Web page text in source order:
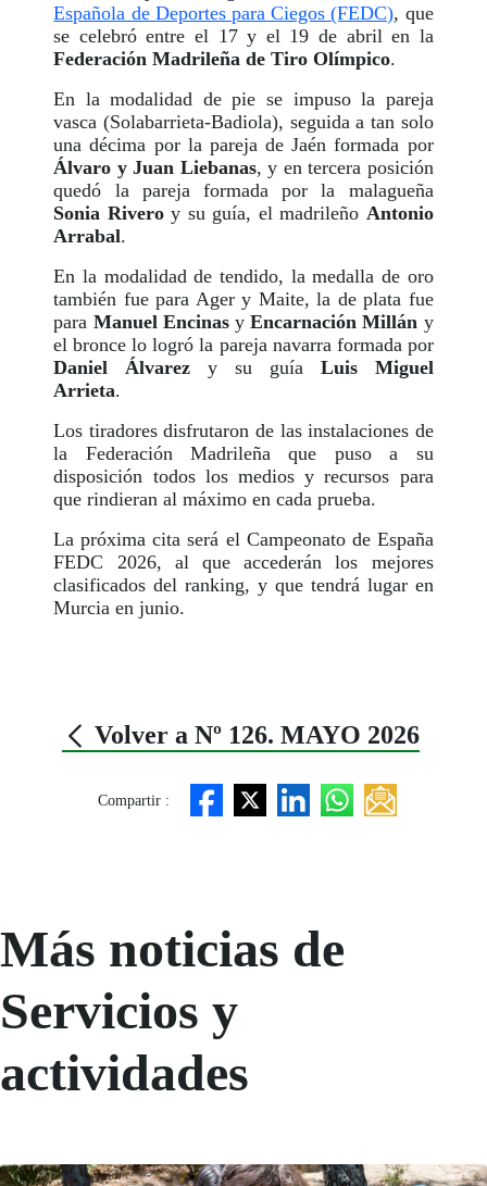
Española de Deportes para Ciegos (FEDC), que
se celebró entre el 17 y el 19 de abril en la
Federación Madrileña de Tiro Olímpico.
En la modalidad de pie se impuso la pareja
vasca (Solabarrieta-Badiola), seguida a tan solo
una décima por la pareja de Jaén formada por
Álvaro y Juan Liebanas, y en tercera posición
quedó la pareja formada por la malagueña
Sonia Riveroy su guía, el madrileño Antonio
Arrabal.
En la modalidad de tendido, la medalla de oro
también fue para Ager y Maite, la de plata fue
para Manuel EncinasyEncarnación Millán y
el bronce lo logró la pareja navarra formada por
Daniel Álvarez y su guía Luis Miguel
Arrieta.
Los tiradores disfrutaron de las instalaciones de
la Federación Madrileña que puso a su
disposición todos los medios y recursos para
que rindieran al máximo en cada prueba.
La próxima cita será el Campeonato de España
FEDC 2026, al que accederán los mejores
clasificados del ranking, y que tendrá lugar en
Murcia en junio.
Volver a Nº 126. MAYO 2026
Compartir :
Más noticias de
Servicios y
actividades